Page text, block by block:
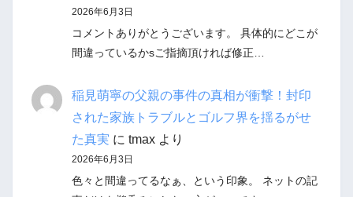
2026年6月3日
コメントありがとうございます。 具体的にどこが
間違っているかsご指摘頂ければ修正…
稲見萌寧の父親の事件の真相が衝撃！封印
された家族トラブルとゴルフ界を揺るがせ
た真実 に tmaxより
2026年6月3日
色々と間違ってるなぁ、という印象。 ネットの記